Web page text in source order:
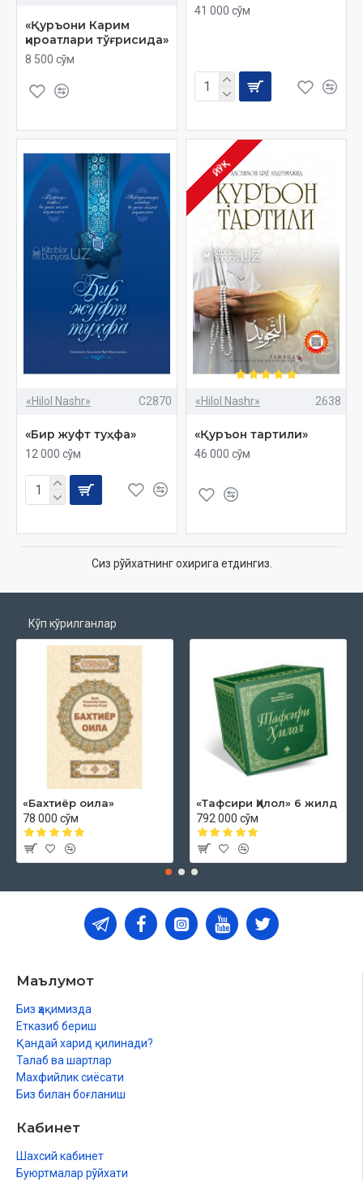
«Қуръони Карим
қироатлари тўғрисида»
8 500 сўм
41 000 сўм
«Hilol Nashr» C2870
«Бир жуфт туҳфа»
12 000 сўм
ЙЎҚ
«Hilol Nashr» 2638
«Қуръон тартили»
46 000 сўм
Сиз рўйхатнинг охирига етдингиз.
Кўп кўрилганлар
«Бахтиёр оила»
78 000 сўм
«Тафсири Ҳилол» 6 жилд
792 000 сўм
Маълумот
Биз ҳақимизда
Етказиб бериш
Қандай харид қилинади?
Талаб ва шартлар
Махфийлик сиёсати
Биз билан боғланиш
Кабинет
Шахсий кабинет
Буюртмалар рўйхати